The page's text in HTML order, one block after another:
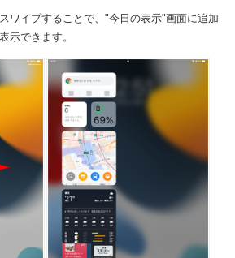
ワイプすることで、"今日の表示"画面に追加
示できます。